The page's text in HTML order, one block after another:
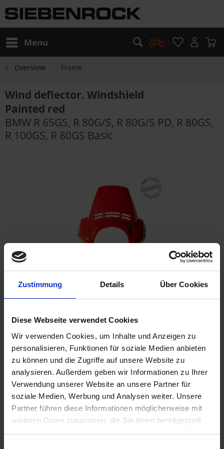
Zustimmung Details Über Cookies
Diese Webseite verwendet Cookies
Wir verwenden Cookies, um Inhalte und Anzeigen zu
personalisieren, Funktionen für soziale Medien anbieten
zu können und die Zugriffe auf unsere Website zu
analysieren. Außerdem geben wir Informationen zu Ihrer
Verwendung unserer Website an unsere Partner für
soziale Medien, Werbung und Analysen weiter. Unsere
Partner führen diese Informationen möglicherweise mit
weiteren Daten zusammen, die Sie ihnen bereitgestellt
haben oder die sie im Rahmen Ihrer Nutzung der Dienste
Menu
Overview Frame
Wind deflector. Windshield
Painted red
BMW R 65GS, R 80G/S, R 80G/S PD, R 80GS,
R 100GS, R 80GS Basic
Please inform me as soon as the product is
I have read thedata protection information.
€259.00
plus shipping costs
Remember Comment
part no.: 4663902R